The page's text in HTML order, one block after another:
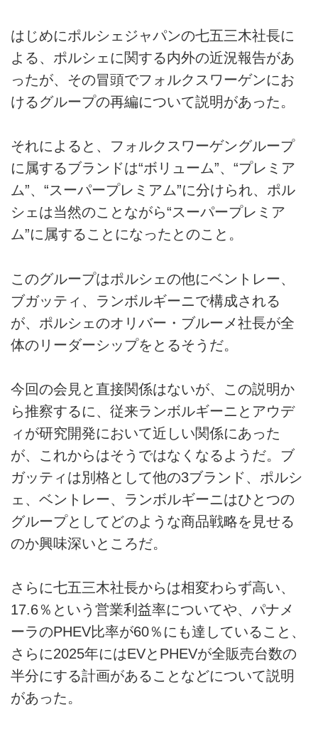
はじめにポルシェジャパンの七五三木社長に
よる、ポルシェに関する内外の近況報告があ
ったが、その冒頭でフォルクスワーゲンにお
けるグループの再編について説明があった。
それによると、フォルクスワーゲングループ
に属するブランドは“ボリューム”、“プレミア
ム”、“スーパープレミアム”に分けられ、ポル
シェは当然のことながら“スーパープレミア
ム”に属することになったとのこと。
このグループはポルシェの他にベントレー、
ブガッティ、ランボルギーニで構成される
が、ポルシェのオリバー・ブルーメ社長が全
体のリーダーシップをとるそうだ。
今回の会見と直接関係はないが、この説明か
ら推察するに、従来ランボルギーニとアウデ
ィが研究開発において近しい関係にあった
が、これからはそうではなくなるようだ。ブ
ガッティは別格として他の3ブランド、ポルシ
ェ、ベントレー、ランボルギーニはひとつの
グループとしてどのような商品戦略を見せる
のか興味深いところだ。
さらに七五三木社長からは相変わらず高い、
17.6％という営業利益率についてや、パナメ
ーラのPHEV比率が60％にも達していること、
さらに2025年にはEVとPHEVが全販売台数の
半分にする計画があることなどについて説明
があった。